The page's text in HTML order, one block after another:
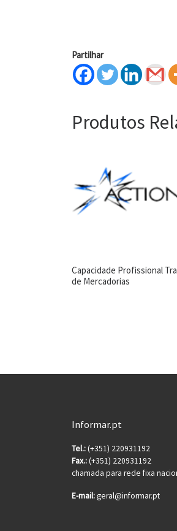
Partilhar
Produtos
Capacidade Profissional
de Mercadorias
Informar.pt
Tel.:(+351) 220931192
Fax.:(+351) 220931192
chamada para rede fixa
E-mail:geral@informar.pt